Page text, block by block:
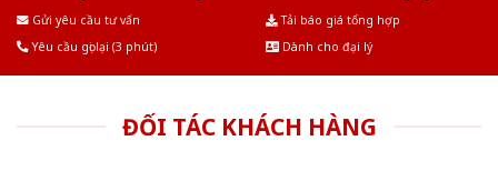
Gửi yêu cầu tư vấn
Tải báo giá tổng hợp
Yêu cầu gọi lại (3 phút)
Dành cho đại lý
ĐỐI TÁC KHÁCH HÀNG